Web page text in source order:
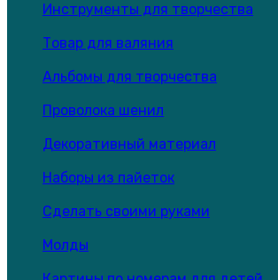
Инструменты для творчества
Товар для валяния
Альбомы для творчества
Проволока шенил
Декоративный материал
Наборы из пайеток
Сделать своими руками
Молды